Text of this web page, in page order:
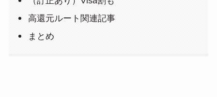
高還元ルート関連記事
まとめ